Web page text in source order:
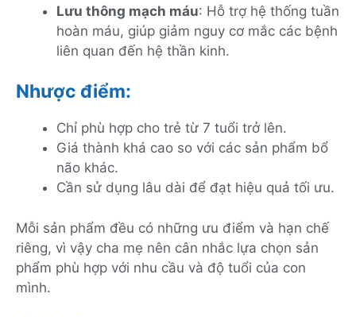
Lưu thông mạch máu: Hỗ trợ hệ thống tuần
hoàn máu, giúp giảm nguy cơ mắc các bệnh
liên quan đến hệ thần kinh.
Nhược điểm:
Chỉ phù hợp cho trẻ từ 7 tuổi trở lên.
Giá thành khá cao so với các sản phẩm bổ
não khác.
Cần sử dụng lâu dài để đạt hiệu quả tối ưu.
Mỗi sản phẩm đều có những ưu điểm và hạn chế
riêng, vì vậy cha mẹ nên cân nhắc lựa chọn sản
phẩm phù hợp với nhu cầu và độ tuổi của con
mình.